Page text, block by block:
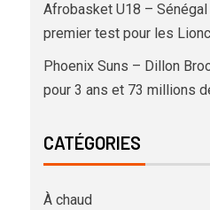
Afrobasket U18 – Sénégal
premier test pour les
Phoenix Suns – Dillon
pour 3 ans et 73 millions
CATÉGORIES
À chaud